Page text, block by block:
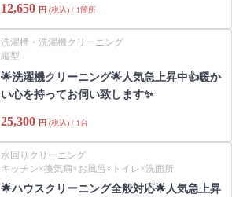
12,650 円 (税込) / 1箇所
洗濯槽・洗濯機クリーニング
縦型
🌟洗濯機クリーニング🌟人気急上昇中👍暖か
い心を持ってお伺い致します✨
25,300 円 (税込) / 1台
水回りクリーニング
キッチン×換気扇×お風呂×トイレ×洗面所
🌟ハウスクリーニング全般対応🌟人気急上昇